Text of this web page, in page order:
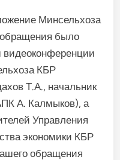
Минсельхоза
было
видеоконференции
КБР
Т.А., начальник
А. Калмыков), а
Управления
экономики КБР
обращения